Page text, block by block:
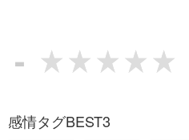
-
感情タグBEST3